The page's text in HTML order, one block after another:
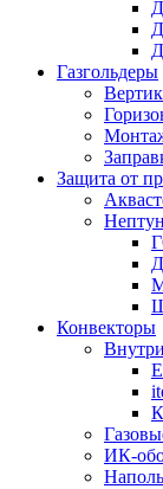
Газгольдеры
Защита от
Нептун
Конвекторы
ИК-